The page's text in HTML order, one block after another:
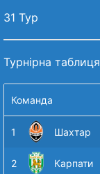
31 Тур
Турнірна таблиця
Команда
1 Шахтар
2 Карпати